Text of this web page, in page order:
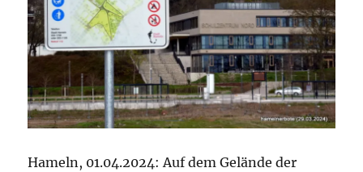
Hameln, 01.04.2024: Auf dem Gelände der